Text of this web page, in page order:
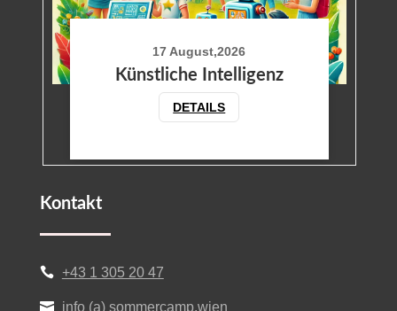
17 August,2026
Künstliche Intelligenz
DETAILS
Kontakt
 +43 1 305 20 47
 info (a) sommercamp.wien